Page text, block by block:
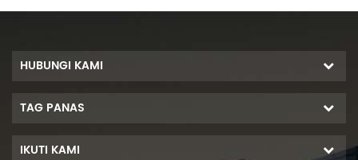
HUBUNGI KAMI
TAG PANAS
IKUTI KAMI